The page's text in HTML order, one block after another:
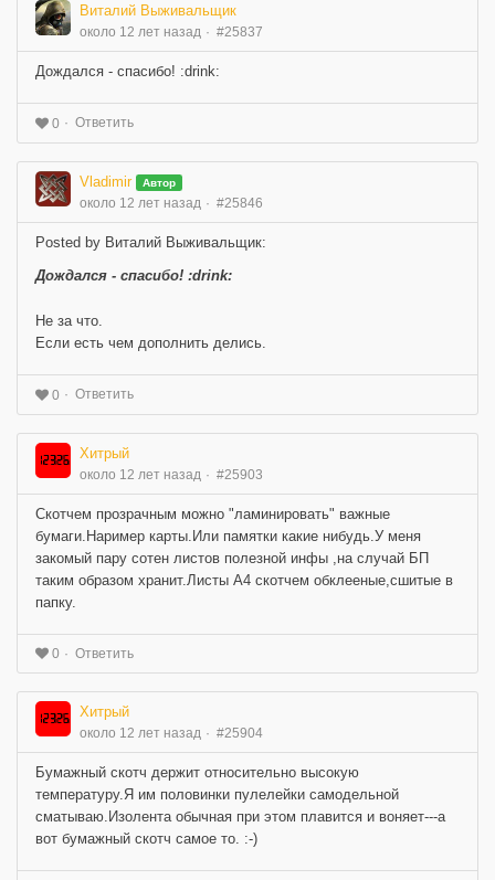
Виталий Выживальщик
около 12 лет назад #25837
Дождался - спасибо! :drink:
0 Ответить
Vladimir Автор
около 12 лет назад #25846
Posted by Виталий Выживальщик:
Дождался - спасибо! :drink:
Не за что.
Если есть чем дополнить делись.
0 Ответить
Хитрый
около 12 лет назад #25903
Скотчем прозрачным можно "ламинировать" важные
бумаги.Наример карты.Или памятки какие нибудь.У меня
закомый пару сотен листов полезной инфы ,на случай БП
таким образом хранит.Листы А4 скотчем обклееные,сшитые в
папку.
0 Ответить
Хитрый
около 12 лет назад #25904
Бумажный скотч держит относительно высокую
температуру.Я им половинки пулелейки самодельной
сматываю.Изолента обычная при этом плавится и воняет---а
вот бумажный скотч самое то. :-)